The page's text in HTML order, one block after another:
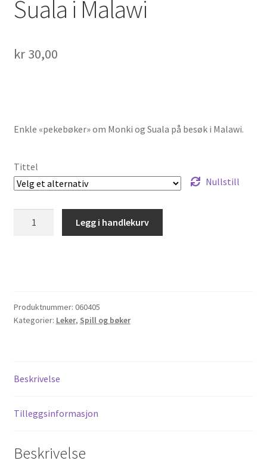
Suala i Malawi
kr30,00
Enkle «pekebøker» om Monki og Suala på besøk i Malawi.
Tittel
Nullstill
Malawi
antall
Legg i handlekurv
Produktnummer: 060405
Kategorier: Leker, Spill og bøker
Beskrivelse
Tilleggsinformasjon
Beskrivelse